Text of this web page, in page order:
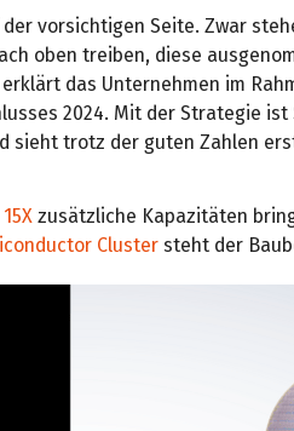
vorsichtigen Seite. Zwar
oben treiben, diese
das Unternehmen im
2024. Mit der Strategie ist
sieht trotz der guten Zahlen
zusätzliche Kapazitäten
Cluster steht der